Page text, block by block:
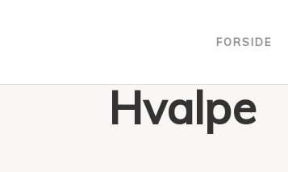
FORSIDE
Hvalpe